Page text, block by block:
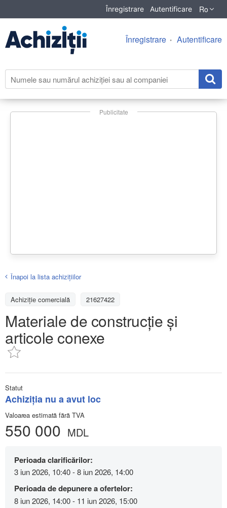
Înregistrare Autentificare Ro
Înregistrare Autentificare
Publicitate
Înapoi la lista achiziţiilor
Achizițiе comercială 21627422
Materiale de construcție și
articole conexe
Statut
Achiziţia nu a avut loc
Valoarea estimată fără TVA
550 000 MDL
Perioada clarificărilor:
3 iun 2026, 10:40 - 8 iun 2026, 14:00
Perioada de depunere a ofertelor:
8 iun 2026, 14:00 - 11 iun 2026, 15:00